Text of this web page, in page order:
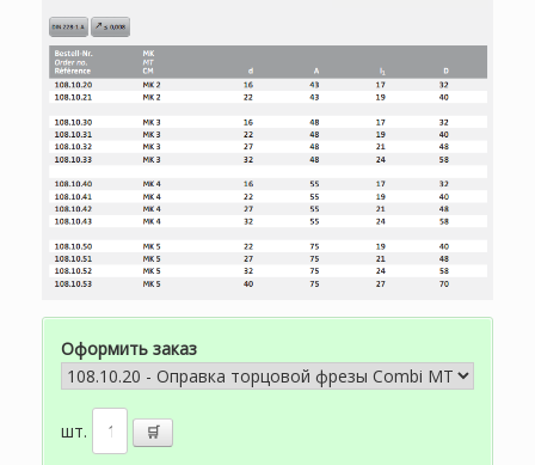
Оформить заказ
шт.